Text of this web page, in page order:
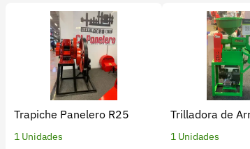
Trapiche Panelero R25
1 Unidades
Trilladora de
1 Unidades